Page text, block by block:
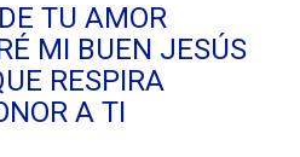
TU AMOR
MI BUEN JESÚS
RESPIRA
A TI